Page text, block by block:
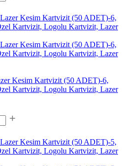
Kesim Kartvizit (50 ADET)-6,
Kartvizit, Logolu Kartvizit, Lazer